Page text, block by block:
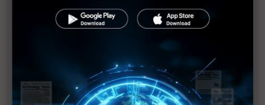
裕融嚴陳莉蓮：汽車、出行與用車事業的協同發展
回應232關稅優惠上路 東陽：對台灣汽車零件產業
具正面意義